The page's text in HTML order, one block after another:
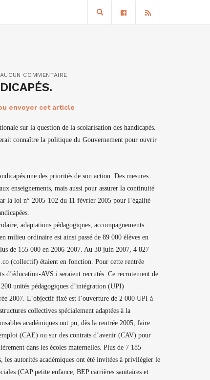
AUCUN COMMENTAIRE
envoyer cet article
sur la question de la scolarisation des handicapés.
connaître la politique du Gouvernement pour ouvrir
une des priorités de son action. Des mesures
enseignements, mais aussi pour assurer la continuité
la loi n° 2005-102 du 11 février 2005 pour l’égalité
adaptations pédagogiques, accompagnements
milieu ordinaire est ainsi passé de 89 000 élèves en
de 155 000 en 2006-2007. Au 30 juin 2007, 4 827
(collectif) étaient en fonction. Pour cette rentrée
d’éducation-AVS.i seraient recrutés. Ce recrutement de
unités pédagogiques d’intégration (UPI)
2007. L’objectif fixé est l’ouverture de 2 000 UPI à
collectives spécialement adaptées à la
académiques ont pu, dès la rentrée 2005, faire
(CAE) ou sur des contrats d’avenir (CAV) pour
dans les écoles maternelles. Plus de 7 185
les autorités académiques ont été invitées à privilégier le
(CAP petite enfance, BEP carrières sanitaires et